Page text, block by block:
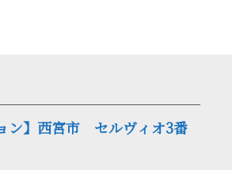
ン】西宮市 セルヴィオ3番